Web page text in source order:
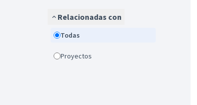
Relacionadas con
Todas
Proyectos